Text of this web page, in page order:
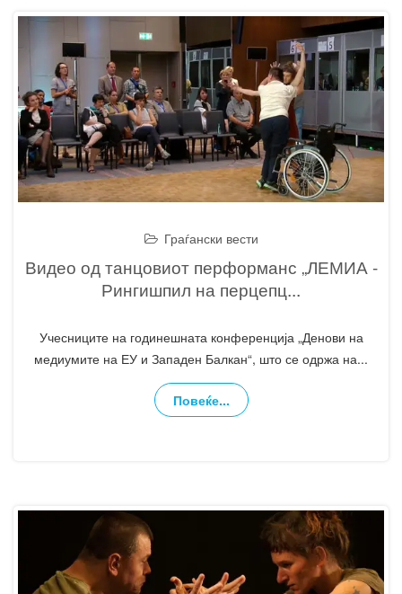
Граѓански вести
Видео од танцовиот перформанс „ЛЕМИА -
Рингишпил на перцепц...
Учесниците на годинешната конференција „Денови на
медиумите на ЕУ и Западен Балкан“, што се одржа на...
Повеќе...